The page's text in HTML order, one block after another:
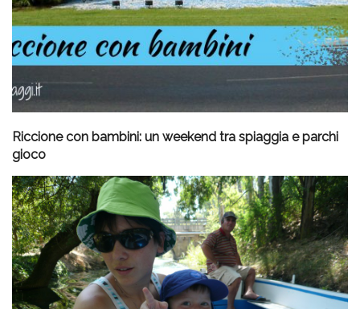
Riccione con bambini: un weekend tra spiaggia e parchi
gioco